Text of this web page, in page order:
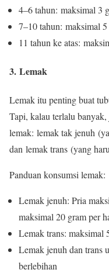
4–6 tahun: maksimal 3
7–10 tahun: maksimal
11 tahun ke atas:
3. Lemak
Lemak itu penting buat
Tapi, kalau terlalu
lemak: lemak tak jenuh
dan lemak trans (yang
Panduan konsumsi lemak:
Lemak jenuh: Pria
maksimal 20 gram per
Lemak trans: maksimal
Lemak jenuh dan trans
berlebihan